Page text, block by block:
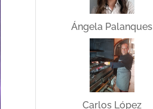
Ángela Palanques
Carlos López